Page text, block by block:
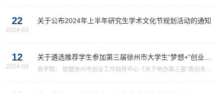
学生干部、优秀毕业生和先...
22
2024-03
关于公布2024年上半年研究生学术文化节规划活动的通知
12
2024-03
关于遴选推荐学生参加第三届徐州市大学生“梦想+”创业训
练营的通知
各学院： 根据徐州市创业工作指导中心《关于举办第三届“青创未来”